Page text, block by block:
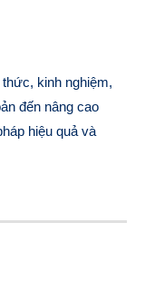
kinh nghiệm,
đến nâng cao
hiệu quả và